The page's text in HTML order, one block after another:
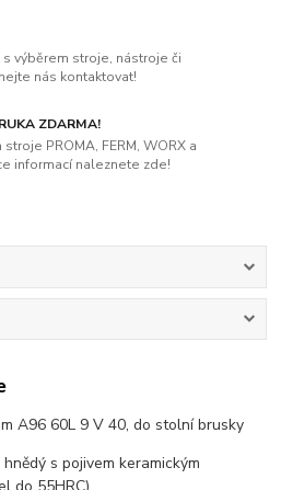
výběrem stroje, nástroje či
nás kontaktovat!
ZDARMA!
PROMA, FERM, WORX a
informací naleznete zde!
A96 60L 9 V 40, do stolní brusky
s pojivem keramickým